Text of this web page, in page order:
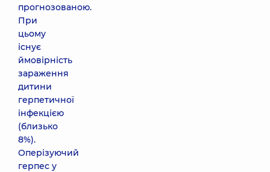
прогнозованою.
При
цьому
існує
ймовірність
зараження
дитини
герпетичної
інфекцією
(близько
8%).
Оперізуючий
герпес у